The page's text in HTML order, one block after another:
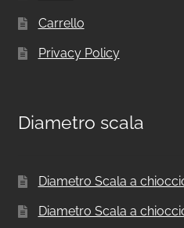
Carrello
Privacy Policy
Diametro scala
Diametro Scala a
Diametro Scala a